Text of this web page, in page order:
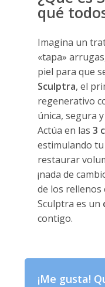
qué
Imagina un
«tapa»
piel para que
Sculptra, el
regenerativo
única, segura
Actúa en las3
estimulando
restaurar
¡nada de
de los rellenos
Sculptra es un
contigo.
¡Me gusta!